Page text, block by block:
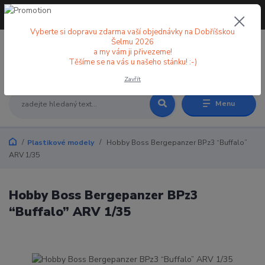
Menu
+420 773 998 582
Plastikové modely
Hobby Boss Bergepanzer BPz3 “Buffalo”
ARV 1/35
Hobby Boss Bergepanzer BPz3
“Buffalo” ARV 1/35
Vyberte si dopravu zdarma vaší objednávky na Dobříšskou
Šelmu 2026
a my vám ji přivezeme!
Těšíme se na vás u našeho stánku! :-)
Zavřít